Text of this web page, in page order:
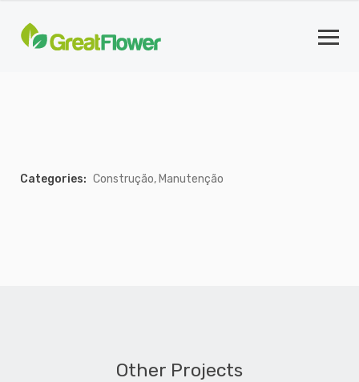
Categories: Construção, Manutenção
Other Projects